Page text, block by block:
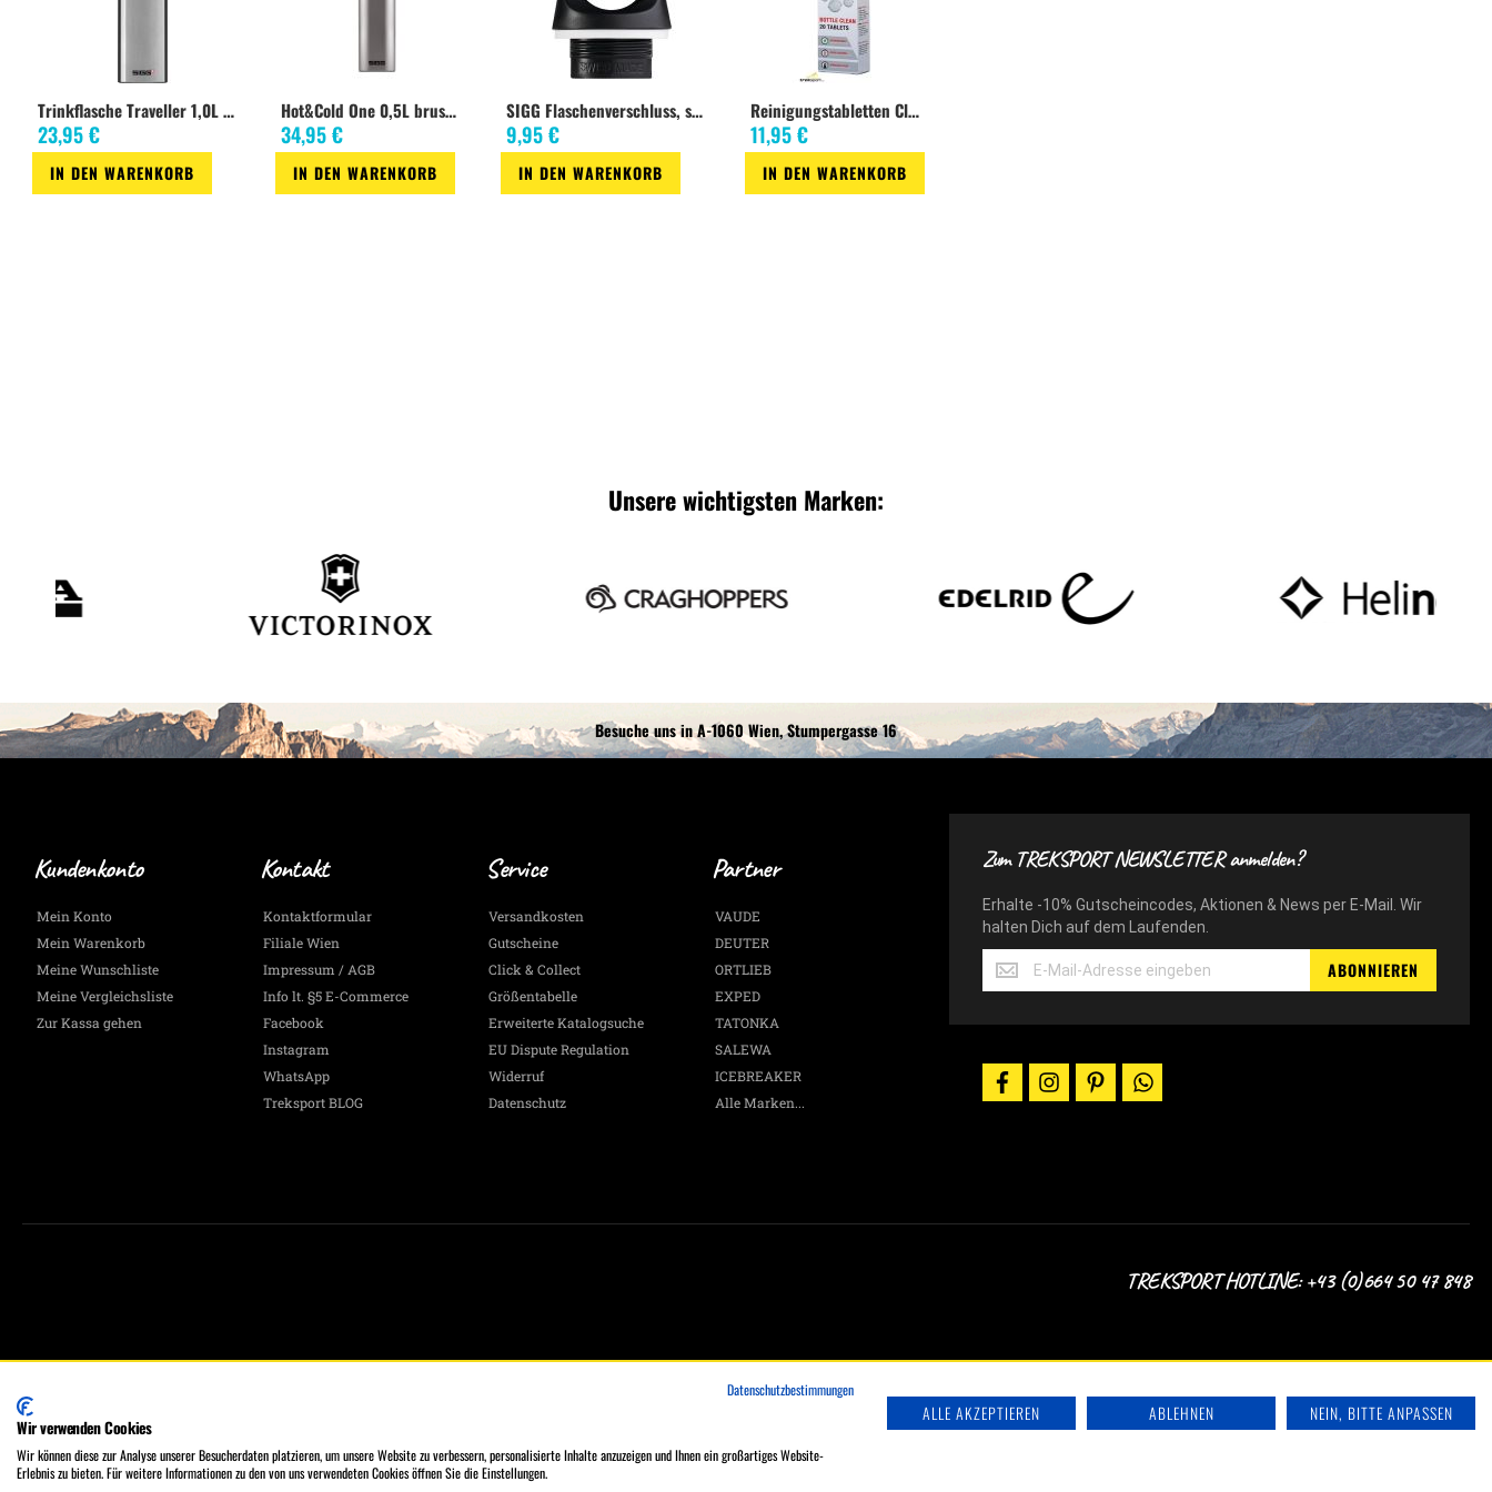
Trinkflasche Traveller 1,0L Alu
23,95 €
IN DEN WARENKORB
Hot&Cold One 0,5L brushed
34,95 €
IN DEN WARENKORB
SIGG Flaschenverschluss, schwarz
9,95 €
IN DEN WARENKORB
Reinigungstabletten Clean
11,95 €
IN DEN WARENKORB
Unsere wichtigsten Marken:
Besuche uns in A-1060 Wien, Stumpergasse 16
Zum TREKSPORT NEWSLETTER anmelden?
Erhalte -10% Gutscheincodes, Aktionen & News per E-Mail. Wir
halten Dich auf dem Laufenden.
Erhalte
-10%
Aktionen
News
per
auf
ABONNIEREN
facebookinstagrampinterestwhatsapp
Kundenkonto
Mein Konto
Mein Warenkorb
Meine Wunschliste
Meine Vergleichsliste
Zur Kassa gehen
Kontakt
Kontaktformular
Filiale Wien
Impressum / AGB
Info lt. §5 E-Commerce
Facebook
Instagram
WhatsApp
Treksport BLOG
Service
Versandkosten
Gutscheine
Click & Collect
Größentabelle
Erweiterte Katalogsuche
EU Dispute Regulation
Widerruf
Datenschutz
Partner
VAUDE
DEUTER
ORTLIEB
EXPED
TATONKA
SALEWA
ICEBREAKER
Alle Marken...
TREKSPORT HOTLINE: +43 (0)664 50 47 848
Treksport Outdoor Shop, A-1060 Wien, Stumpergasse 16
MO - FR 9:30 - 18:00, SA 9:30 - 17:00 Uhr
Datenschutzbestimmungen
Wir verwenden Cookies
Wir können diese zur Analyse unserer Besucherdaten platzieren, um unsere Website zu verbessern, personalisierte Inhalte anzuzeigen und Ihnen ein großartiges Website-
Erlebnis zu bieten. Für weitere Informationen zu den von uns verwendeten Cookies öffnen Sie die Einstellungen.
ALLE AKZEPTIEREN ABLEHNEN NEIN, BITTE ANPASSEN